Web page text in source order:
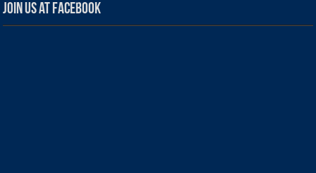
Join us at Facebook